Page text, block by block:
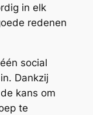
in elk
redenen
social
Dankzij
kans om
te